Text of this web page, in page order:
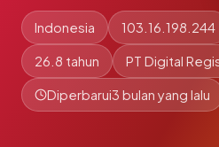
Indonesia 103.16.198.244
26.8 tahun PT Digital
Diperbarui3 bulan yang lalu